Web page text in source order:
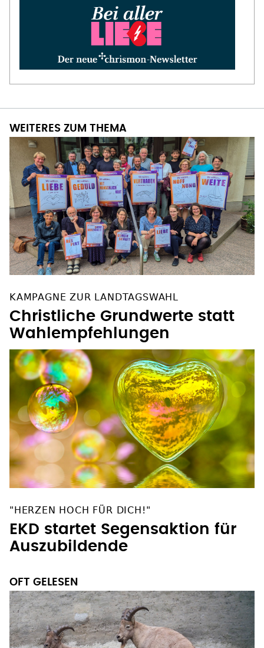
WEITERES ZUM THEMA
KAMPAGNE ZUR LANDTAGSWAHL
Christliche Grundwerte statt
Wahlempfehlungen
"HERZEN HOCH FÜR DICH!"
EKD startet Segensaktion für
Auszubildende
OFT GELESEN